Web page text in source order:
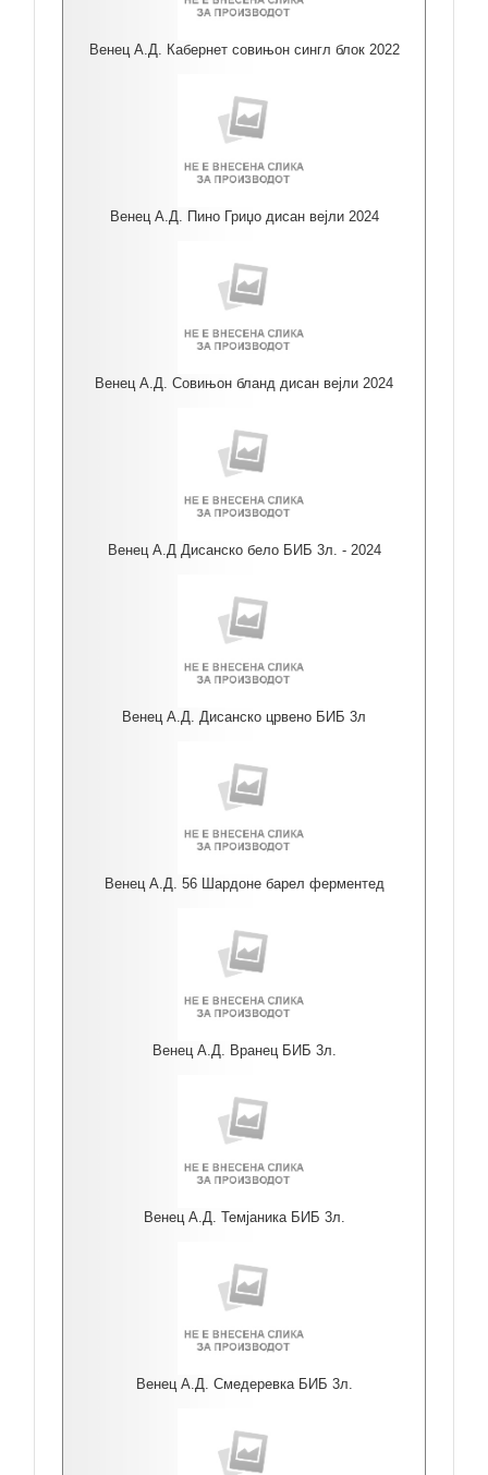
Венец А.Д. Кабернет совињон сингл блок 2022
Венец А.Д. Пино Гриџо дисан вејли 2024
Венец А.Д. Совињон бланд дисан вејли 2024
Венец А.Д Дисанско бело БИБ 3л. - 2024
Венец А.Д. Дисанско црвено БИБ 3л
Венец А.Д. 56 Шардоне барел ферментед
Венец А.Д. Вранец БИБ 3л.
Венец А.Д. Темјаника БИБ 3л.
Венец А.Д. Смедеревка БИБ 3л.